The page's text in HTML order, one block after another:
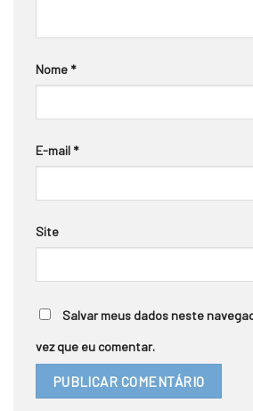
Nome *
E-mail *
Site
Salvar meus dados neste
vez que eu comentar.